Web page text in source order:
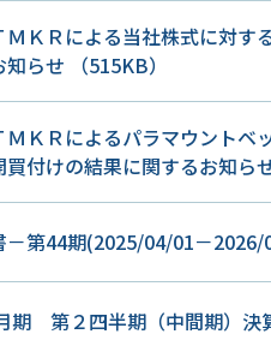
ＭＫＲによる当社株式に対す
知らせ
（515KB）
ＫＲによるパラマウントベ
付けの結果に関するお知ら
－第44期(2025/04/01－2026/
期 第２四半期（中間期）決